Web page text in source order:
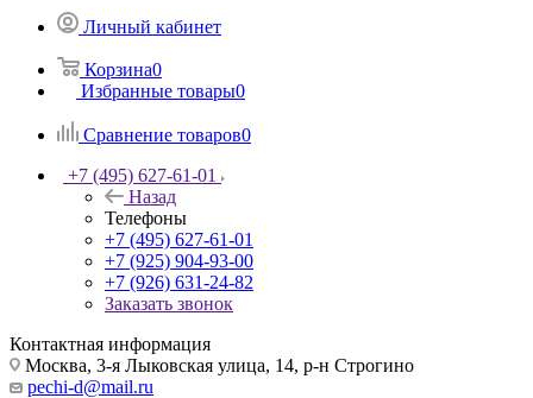
Личный кабинет
Корзина0
Избранные товары0
Сравнение товаров0
+7 (495) 627-61-01
Назад
Телефоны
+7 (495) 627-61-01
+7 (925) 904-93-00
+7 (926) 631-24-82
Заказать звонок
Контактная информация
Москва, 3-я Лыковская улица, 14, р-н Строгино
pechi-d@mail.ru